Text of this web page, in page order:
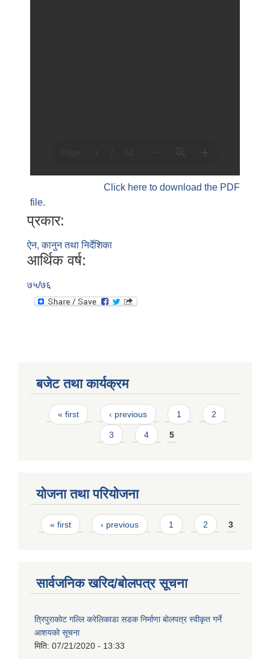
Click here to download the PDF
file.
प्रकार:
ऐन, कानुन तथा निर्देशिका
आर्थिक वर्ष:
७५/७६
बजेट तथा कार्यक्रम
Pages
« first ‹ previous 1 2
3 4 5
योजना तथा परियोजना
Pages
« first ‹ previous 1 2 3
सार्वजनिक खरिद/बोलपत्र सूचना
त्रिपुराकाेट गल्लि करेलिकाडा सडक निर्माणा बाेलपत्र स्वीकृत गर्ने
आशयकाे सूचना
मिति: 07/21/2020 - 13:33